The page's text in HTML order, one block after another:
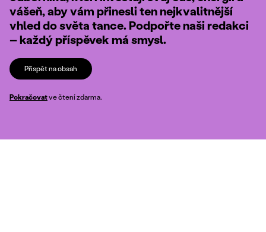
vášeň, aby vám přinesli ten nejkvalitnější
vhled do světa tance. Podpořte naši redakci
– každý příspěvek má smysl.
Přispět na obsah
Pokračovatve čtení zdarma.